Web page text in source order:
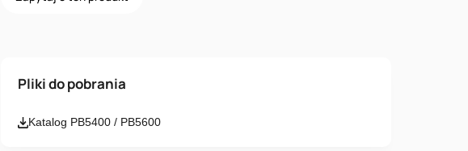
Imię i nazwisko
Email
Pliki do pobrania
Katalog PB5400 / PB5600